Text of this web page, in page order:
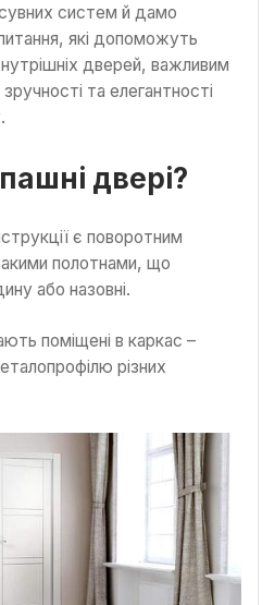
систем й дамо
питання, які допоможуть
дверей, важливим
та елегантності
двері?
є поворотним
полотнами, що
або назовні.
поміщені в каркас –
різних